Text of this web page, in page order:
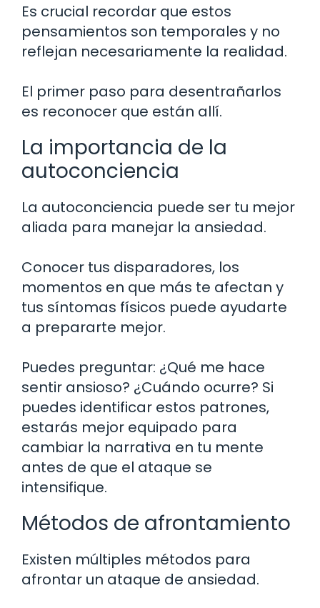
Es crucial recordar que estos
pensamientos son temporales y no
reflejan necesariamente la realidad.
El primer paso para desentrañarlos
es reconocer que están allí.
La importancia de la
autoconciencia
La autoconciencia puede ser tu mejor
aliada para manejar la ansiedad.
Conocer tus disparadores, los
momentos en que más te afectan y
tus síntomas físicos puede ayudarte
a prepararte mejor.
Puedes preguntar: ¿Qué me hace
sentir ansioso? ¿Cuándo ocurre? Si
puedes identificar estos patrones,
estarás mejor equipado para
cambiar la narrativa en tu mente
antes de que el ataque se
intensifique.
Métodos de afrontamiento
Existen múltiples métodos para
afrontar un ataque de ansiedad.